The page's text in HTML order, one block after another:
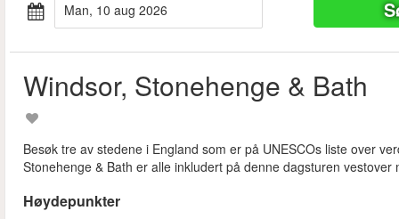
man, 10 aug 2026
Windsor, Stonehenge & Bath
Besøk tre av stedene i England som er på UNESCOs liste over
Stonehenge & Bath er alle inkludert på denne dagsturen
Høydepunkter